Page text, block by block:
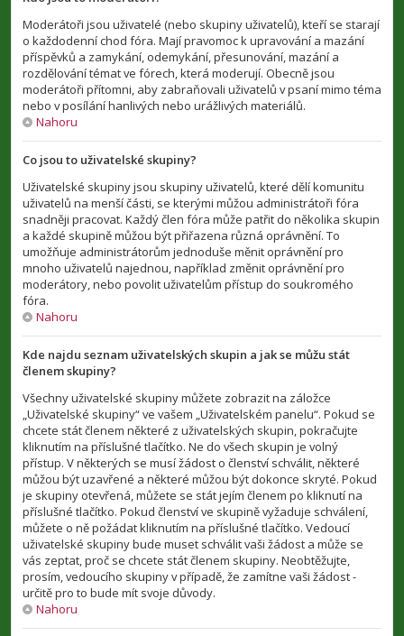
Moderátoři jsou uživatelé (nebo skupiny uživatelů), kteří se starají
o každodenní chod fóra. Mají pravomoc k upravování a mazání
příspěvků a zamykání, odemykání, přesunování, mazání a
rozdělování témat ve fórech, která moderují. Obecně jsou
moderátoři přítomni, aby zabraňovali uživatelů v psaní mimo téma
nebo v posílání hanlivých nebo urážlivých materiálů.
Nahoru
Co jsou to uživatelské skupiny?
Uživatelské skupiny jsou skupiny uživatelů, které dělí komunitu
uživatelů na menší části, se kterými můžou administrátoři fóra
snadněji pracovat. Každý člen fóra může patřit do několika skupin
a každé skupině můžou být přiřazena různá oprávnění. To
umožňuje administrátorům jednoduše měnit oprávnění pro
mnoho uživatelů najednou, například změnit oprávnění pro
moderátory, nebo povolit uživatelům přístup do soukromého
fóra.
Nahoru
Kde najdu seznam uživatelských skupin a jak se můžu stát
členem skupiny?
Všechny uživatelské skupiny můžete zobrazit na záložce
„Uživatelské skupiny“ ve vašem „Uživatelském panelu“. Pokud se
chcete stát členem některé z uživatelských skupin, pokračujte
kliknutím na příslušné tlačítko. Ne do všech skupin je volný
přístup. V některých se musí žádost o členství schválit, některé
můžou být uzavřené a některé můžou být dokonce skryté. Pokud
je skupiny otevřená, můžete se stát jejím členem po kliknutí na
příslušné tlačítko. Pokud členství ve skupině vyžaduje schválení,
můžete o ně požádat kliknutím na příslušné tlačítko. Vedoucí
uživatelské skupiny bude muset schválit vaši žádost a může se
vás zeptat, proč se chcete stát členem skupiny. Neobtěžujte,
prosím, vedoucího skupiny v případě, že zamítne vaši žádost -
určitě pro to bude mít svoje důvody.
Nahoru